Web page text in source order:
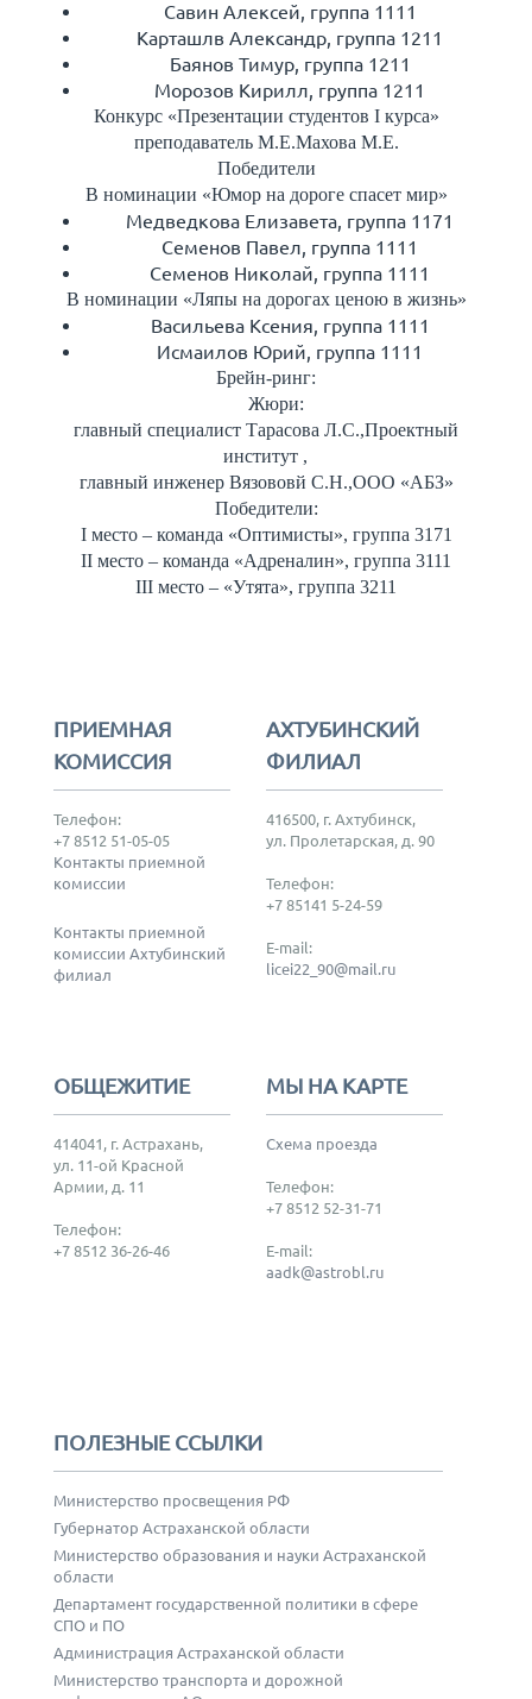
Савин Алексей, группа 1111
Карташлв Александр, группа 1211
Баянов Тимур, группа 1211
Морозов Кирилл, группа 1211
Конкурс «Презентации студентов I курса»
преподаватель М.Е.Махова М.Е.
Победители
В номинации «Юмор на дороге спасет мир»
Медведкова Елизавета, группа 1171
Семенов Павел, группа 1111
Семенов Николай, группа 1111
В номинации «Ляпы на дорогах ценою в жизнь»
Васильева Ксения, группа 1111
Исмаилов Юрий, группа 1111
Брейн-ринг:
Жюри:
главный специалист Тарасова Л.С.,Проектный
институт ,
главный инженер Вязововй С.Н.,ООО «АБЗ»
Победители:
I место – команда «Оптимисты», группа 3171
II место – команда «Адреналин», группа 3111
III место – «Утята», группа 3211
ПРИЕМНАЯ
КОМИССИЯ
Телефон:
+7 8512 51-05-05
Контакты приемной
комиссии
Контакты приемной
комиссии Ахтубинский
филиал
АХТУБИНСКИЙ
ФИЛИАЛ
416500, г. Ахтубинск,
ул. Пролетарская, д. 90
Телефон:
+7 85141 5-24-59
E-mail:
licei22_90@mail.ru
ОБЩЕЖИТИЕ
414041, г. Астрахань,
ул. 11-ой Красной
Армии, д. 11
Телефон:
+7 8512 36-26-46
МЫ НА КАРТЕ
Схема проезда
Телефон:
+7 8512 52-31-71
E-mail:
aadk@astrobl.ru
ПОЛЕЗНЫЕ ССЫЛКИ
Министерство просвещения РФ
Губернатор Астраханской области
Министерство образования и науки Астраханской
области
Департамент государственной политики в сфере
СПО и ПО
Администрация Астраханской области
Министерство транспорта и дорожной